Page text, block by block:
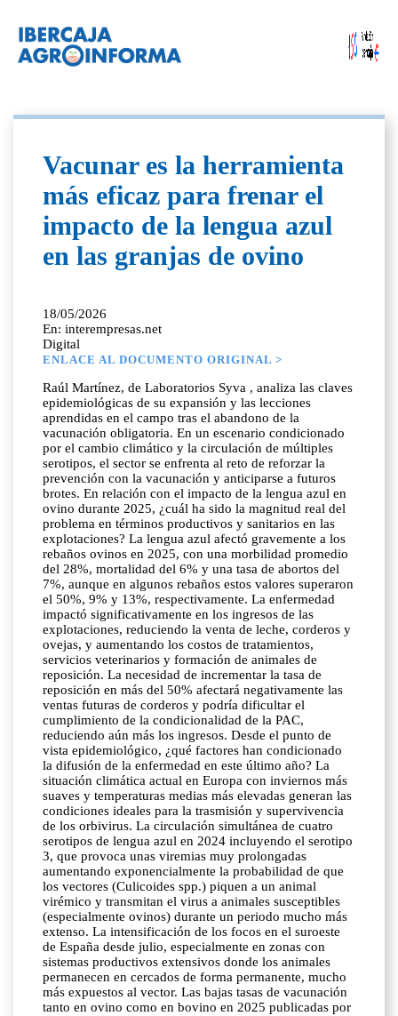
Vacunar es la herramienta
más eficaz para frenar el
impacto de la lengua azul
en las granjas de ovino
18/05/2026
En: interempresas.net
Digital
ENLACE AL DOCUMENTO ORIGINAL >
Raúl Martínez, de Laboratorios Syva , analiza las claves
epidemiológicas de su expansión y las lecciones
aprendidas en el campo tras el abandono de la
vacunación obligatoria. En un escenario condicionado
por el cambio climático y la circulación de múltiples
serotipos, el sector se enfrenta al reto de reforzar la
prevención con la vacunación y anticiparse a futuros
brotes. En relación con el impacto de la lengua azul en
ovino durante 2025, ¿cuál ha sido la magnitud real del
problema en términos productivos y sanitarios en las
explotaciones? La lengua azul afectó gravemente a los
rebaños ovinos en 2025, con una morbilidad promedio
del 28%, mortalidad del 6% y una tasa de abortos del
7%, aunque en algunos rebaños estos valores superaron
el 50%, 9% y 13%, respectivamente. La enfermedad
impactó significativamente en los ingresos de las
explotaciones, reduciendo la venta de leche, corderos y
ovejas, y aumentando los costos de tratamientos,
servicios veterinarios y formación de animales de
reposición. La necesidad de incrementar la tasa de
reposición en más del 50% afectará negativamente las
ventas futuras de corderos y podría dificultar el
cumplimiento de la condicionalidad de la PAC,
reduciendo aún más los ingresos. Desde el punto de
vista epidemiológico, ¿qué factores han condicionado
la difusión de la enfermedad en este último año? La
situación climática actual en Europa con inviernos más
suaves y temperaturas medias más elevadas generan las
condiciones ideales para la trasmisión y supervivencia
de los orbivirus. La circulación simultánea de cuatro
serotipos de lengua azul en 2024 incluyendo el serotipo
3, que provoca unas viremias muy prolongadas
aumentando exponencialmente la probabilidad de que
los vectores (Culicoides spp.) piquen a un animal
virémico y transmitan el virus a animales susceptibles
(especialmente ovinos) durante un periodo mucho más
extenso. La intensificación de los focos en el suroeste
de España desde julio, especialmente en zonas con
sistemas productivos extensivos donde los animales
permanecen en cercados de forma permanente, mucho
más expuestos al vector. Las bajas tasas de vacunación
tanto en ovino como en bovino en 2025 publicadas por